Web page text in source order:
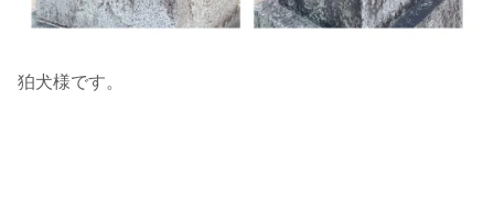
狛犬様です。